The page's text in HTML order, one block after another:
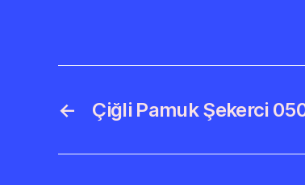
← Çiğli Pamuk Şekerci